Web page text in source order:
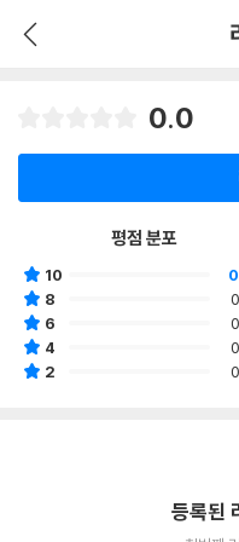
0.0
평점 분포
10
8
6
4
2
등록된